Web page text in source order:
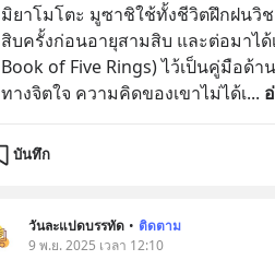
มิยาโมโตะ มูซาชิใช้ทั้งชีวิตฝึกฝนวิ
สิบครั้งก่อนอายุสามสิบ และต่อมาได้
Book of Five Rings) ไว้เป็นคู่มือด้
ทางจิตใจ ความคิดของเขาไม่ได้เ...
บันทึก
วันละแปดบรรทัด • ติดตาม
9 พ.ย. 2025 เวลา 12:10